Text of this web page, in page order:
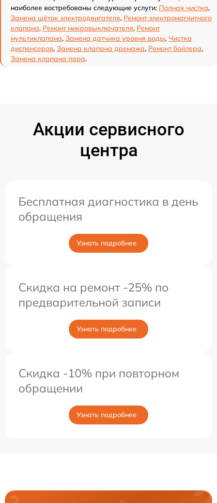
наиболее востребованы следующие услуги: Полная чистка,
Замена щёток электродвигателя, Ремонт электромагнитного
клапана, Ремонт микровыключателя, Ремонт
мультиклапана, Замена датчика уровня воды, Чистка
диспенсеров, Замена клапана дренажа, Ремонт бойлера,
Замена клапана пара.
Акции сервисного
центра
Бесплатная диагностика в день
обращения
Узнать подробнее
Скидка на ремонт -25% по
предварительной записи
Узнать подробнее
Скидка -10% при повторном
обращении
Узнать подробнее